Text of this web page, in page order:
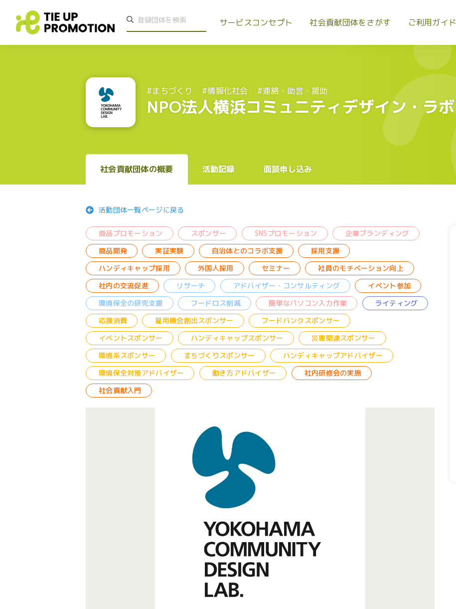
サービスコンセプト 社会貢献団体をさがす ご利用ガイド
#まちづくり #情報化社会 #連絡・助言・援助
NPO法人横浜コミュニティデザイン・ラボ
社会貢献団体の概要 活動記録 面談申し込み
活動団体一覧ページに戻る
商品プロモーション スポンサー SNSプロモーション
企業ブランディング
商品開発
実証実験 自治体とのコラボ支援
採用支援
ハンディキャップ採用
外国人採用 セミナー
社員のモチベーション向上
社内の交流促進
リサーチ アドバイザー・コンサルティング
イベント参加
環境保全の研究支援
フードロス削減 簡単なパソコン入力作業
ライティング
応援消費
雇用機会創出スポンサー
フードバンクスポンサー
イベントスポンサー
ハンディキャップスポンサー
災害関連スポンサー
環境系スポンサー
まちづくりスポンサー
ハンディキャップアドバイザー
環境保全対策アドバイザー
働き方アドバイザー
社内研修会の実施
社会貢献入門